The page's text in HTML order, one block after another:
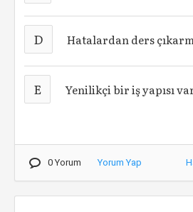
D Hatalardan ders
E Yenilikçi bir iş yapısı
0 Yorum Yorum Yap